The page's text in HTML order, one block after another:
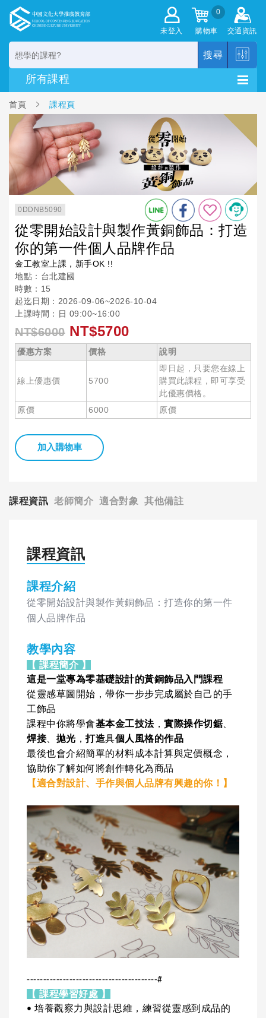
未登入
0
購物車 交通資訊
搜尋
首頁 課程頁
0DDNB5090
從零開始設計與製作黃銅飾品：打造
你的第一件個人品牌作品
金工教室上課，新手OK !!
地點：台北建國
時數：15
起迄日期：2026-09-06~2026-10-04
上課時間：日 09:00~16:00
NT$6000 NT$5700
優惠方案 價格 說明
線上優惠價 5700
即日起，只要您在線上
購買此課程，即可享受
此優惠價格。
原價
6000 原價
加入購物車
課程資訊 老師簡介 適合對象 其他備註
課程資訊
課程介紹
從零開始設計與製作黃銅飾品：打造你的第一件
個人品牌作品
教學內容
【 課程簡介 】
這是一堂專為零基礎設計的黃銅飾品入門課程
從靈感草圖開始，帶你一步步完成屬於自己的手
工飾品
課程中你將學會基本金工技法， 實際操作切鋸、
焊接、 拋光 ，打造具個人風格的作品
最後也會介紹簡單的材料成本計算與定價概念，
協助你了解如何將創作轉化為商品
【適合對設計、手作與個人品牌有興趣的你！】
----------------------------------------#
【 課程學習好處 】
• 培養觀察力與設計思維，練習從靈感到成品的